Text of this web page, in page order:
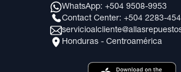
WhatsApp: +504 9508-9953
Contact Center: +504 2283-
Honduras - Centroamérica